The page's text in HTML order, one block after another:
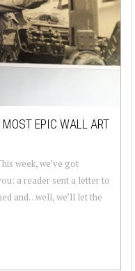
MOST EPIC WALL ART
week, we’ve got
a reader sent a letter to
and…well, we’ll let the